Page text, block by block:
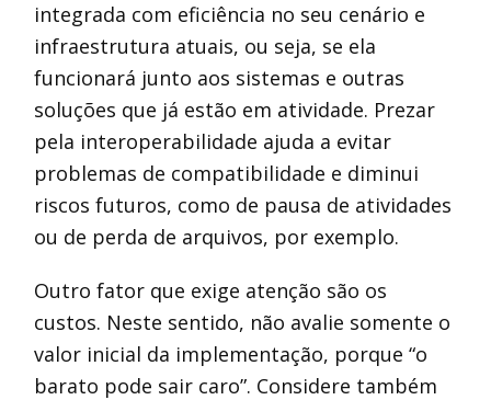
integrada com eficiência no seu cenário e
infraestrutura atuais, ou seja, se ela
funcionará junto aos sistemas e outras
soluções que já estão em atividade. Prezar
pela interoperabilidade ajuda a evitar
problemas de compatibilidade e diminui
riscos futuros, como de pausa de atividades
ou de perda de arquivos, por exemplo.
Outro fator que exige atenção são os
custos. Neste sentido, não avalie somente o
valor inicial da implementação, porque “o
barato pode sair caro”. Considere também